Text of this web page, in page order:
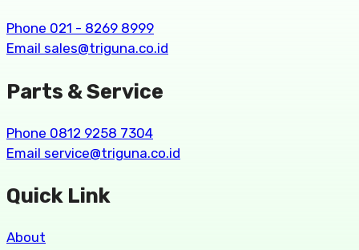
Phone 021 - 8269 8999
Email sales@triguna.co.id
Parts & Service
Phone 0812 9258 7304
Email service@triguna.co.id
Quick Link
About